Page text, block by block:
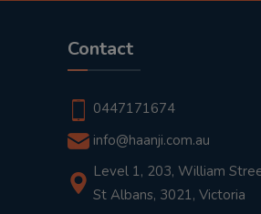
Contact
0447171674
info@haanji.com.au
Level 1, 203, William
St Albans, 3021, Victoria